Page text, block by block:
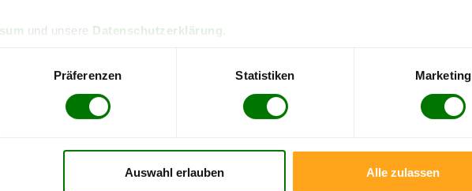
und unsere Datenschutzerklärung
Präferenzen Statistiken Marketing
Auswahl erlauben Alle zulassen
direkt online bestellen
aktuellen Stand